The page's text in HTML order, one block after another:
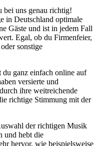
bei uns genau richtig!
in Deutschland optimale
Gäste und ist in jedem Fall
Egal, ob du Firmenfeier,
sonstige
ganz einfach online auf
versierte und
ihre weitreichende
richtige Stimmung mit der
der richtigen Musik
und hebt die
hervor, wie beispielsweise